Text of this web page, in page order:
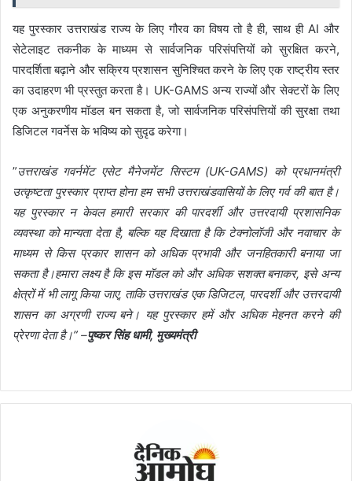
यह पुरस्कार उत्तराखंड राज्य के लिए गौरव का विषय तो है ही, साथ ही AI और
सेटेलाइट तकनीक के माध्यम से सार्वजनिक परिसंपत्तियों को सुरक्षित करने,
पारदर्शिता बढ़ाने और सक्रिय प्रशासन सुनिश्चित करने के लिए एक राष्ट्रीय स्तर
का उदाहरण भी प्रस्तुत करता है। UK-GAMS अन्य राज्यों और सेक्टरों के लिए
एक अनुकरणीय मॉडल बन सकता है, जो सार्वजनिक परिसंपत्तियों की सुरक्षा तथा
डिजिटल गवर्नेस के भविष्य को सुदृढ करेगा।
”उत्तराखंड गवर्नमेंट एसेट मैनेजमेंट सिस्टम (UK-GAMS) को प्रधानमंत्री
उत्कृष्टता पुरस्कार प्राप्त होना हम सभी उत्तराखंडवासियों के लिए गर्व की बात है।
यह पुरस्कार न केवल हमारी सरकार की पारदर्शी और उत्तरदायी प्रशासनिक
व्यवस्था को मान्यता देता है, बल्कि यह दिखाता है कि टेक्नोलॉजी और नवाचार के
माध्यम से किस प्रकार शासन को अधिक प्रभावी और जनहितकारी बनाया जा
सकता है।हमारा लक्ष्य है कि इस मॉडल को और अधिक सशक्त बनाकर, इसे अन्य
क्षेत्रों में भी लागू किया जाए, ताकि उत्तराखंड एक डिजिटल, पारदर्शी और उत्तरदायी
शासन का अग्रणी राज्य बने। यह पुरस्कार हमें और अधिक मेहनत करने की
प्रेरणा देता है।” –पुष्कर सिंह धामी, मुख्यमंत्री